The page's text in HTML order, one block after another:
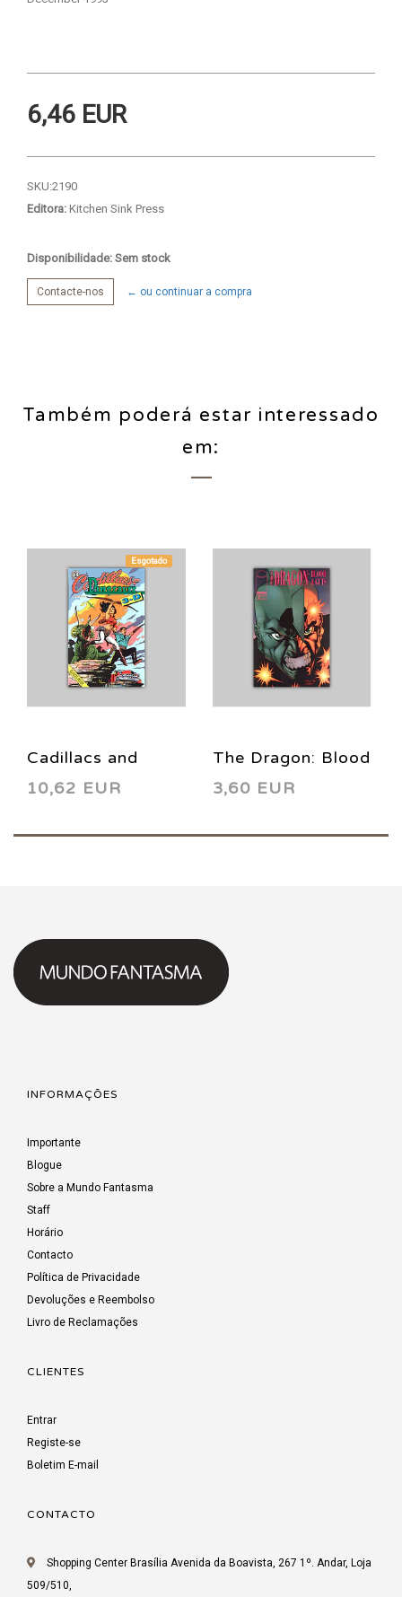
6,46 EUR
SKU:2190
Editora: Kitchen Sink Press
Disponibilidade: Sem stock
Contacte-nos ← ou continuar a compra
Também poderá estar interessado
em:
Esgotado
Cadillacs and
Dinosaurs 3-D
10,62 EUR
The Dragon: Blood
& Guts 2 1995
3,60 EUR
INFORMAÇÕES
Importante
Blogue
Sobre a Mundo Fantasma
Staff
Horário
Contacto
Política de Privacidade
Devoluções e Reembolso
Livro de Reclamações
CLIENTES
Entrar
Registe-se
Boletim E-mail
CONTACTO
Shopping Center Brasília Avenida da Boavista, 267 1º. Andar, Loja
509/510,